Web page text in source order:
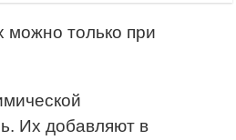
можно только при
Их добавляют в